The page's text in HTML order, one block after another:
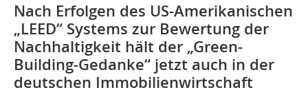
Nach Erfolgen des US-Amerikanischen
„LEED“ Systems zur Bewertung der
Nachhaltigkeit hält der „Green-
Building-Gedanke“ jetzt auch in der
deutschen Immobilienwirtschaft